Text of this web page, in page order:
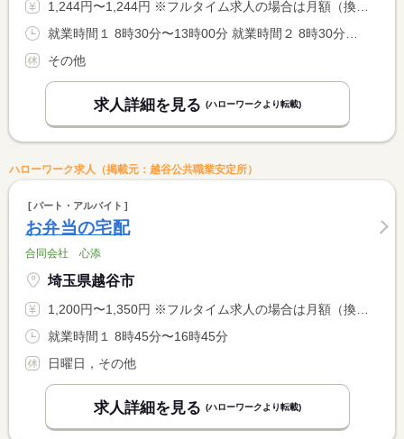
1,244円〜1,244円 ※フルタイム求人の場合は月額（換算額）、パート求人の場合は時間額を表示しています。
その他
求人詳細を見る (ハローワークより転載)
ハローワーク求人（掲載元：越谷公共職業安定所）
パート・アルバイト
お弁当の宅配
合同会社 心添
埼玉県越谷市
1,200円〜1,350円 ※フルタイム求人の場合は月額（換算額）、パート求人の場合は時間額を表示しています。
就業時間１ 8時45分〜16時45分
日曜日，その他
求人詳細を見る (ハローワークより転載)